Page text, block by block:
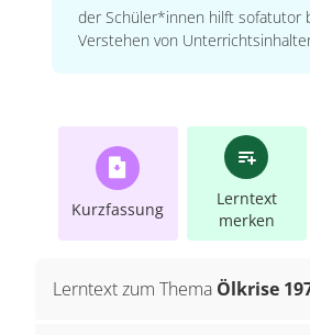
der Schüler*innen hilft sofatutor
Verstehen von
Kurzfassung
Lerntext
merken
Lerntext zum Thema Ölkrise